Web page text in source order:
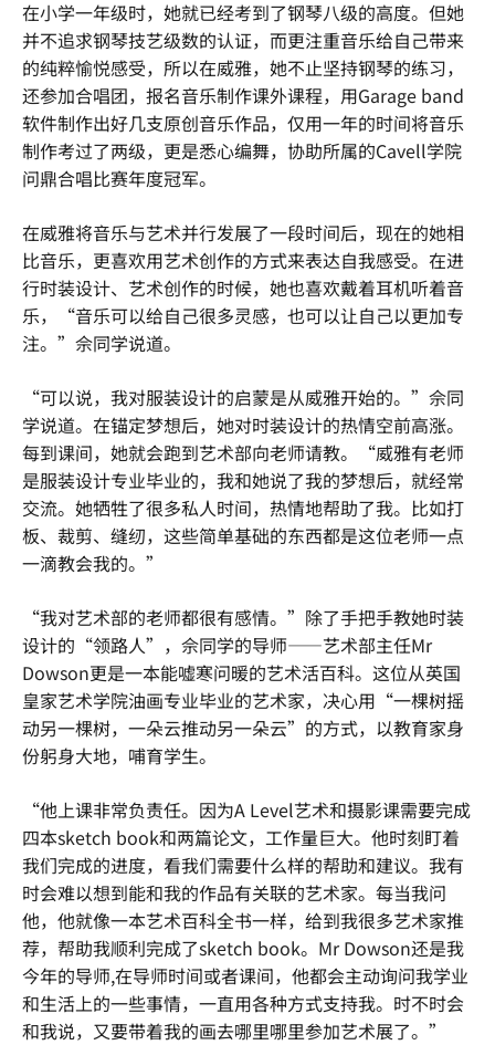
在小学一年级时，她就已经考到了钢琴八级的高度。但她
并不追求钢琴技艺级数的认证，而更注重音乐给自己带来
的纯粹愉悦感受，所以在威雅，她不止坚持钢琴的练习，
还参加合唱团，报名音乐制作课外课程，用Garage band
软件制作出好几支原创音乐作品，仅用一年的时间将音乐
制作考过了两级，更是悉心编舞，协助所属的Cavell学院
问鼎合唱比赛年度冠军。
在威雅将音乐与艺术并行发展了一段时间后，现在的她相
比音乐，更喜欢用艺术创作的方式来表达自我感受。在进
行时装设计、艺术创作的时候，她也喜欢戴着耳机听着音
乐，“音乐可以给自己很多灵感，也可以让自己以更加专
注。”佘同学说道。
“可以说，我对服装设计的启蒙是从威雅开始的。”佘同
学说道。在锚定梦想后，她对时装设计的热情空前高涨。
每到课间，她就会跑到艺术部向老师请教。“威雅有老师
是服装设计专业毕业的，我和她说了我的梦想后，就经常
交流。她牺牲了很多私人时间，热情地帮助了我。比如打
板、裁剪、缝纫，这些简单基础的东西都是这位老师一点
一滴教会我的。”
“我对艺术部的老师都很有感情。”除了手把手教她时装
设计的“领路人”，佘同学的导师——艺术部主任Mr
Dowson更是一本能嘘寒问暖的艺术活百科。这位从英国
皇家艺术学院油画专业毕业的艺术家，决心用“一棵树摇
动另一棵树，一朵云推动另一朵云”的方式，以教育家身
份躬身大地，哺育学生。
“他上课非常负责任。因为A Level艺术和摄影课需要完成
四本sketch book和两篇论文，工作量巨大。他时刻盯着
我们完成的进度，看我们需要什么样的帮助和建议。我有
时会难以想到能和我的作品有关联的艺术家。每当我问
他，他就像一本艺术百科全书一样，给到我很多艺术家推
荐，帮助我顺利完成了sketch book。Mr Dowson还是我
今年的导师,在导师时间或者课间，他都会主动询问我学业
和生活上的一些事情，一直用各种方式支持我。时不时会
和我说，又要带着我的画去哪里哪里参加艺术展了。”